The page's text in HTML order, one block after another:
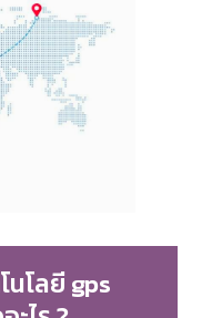
นโลยี gps